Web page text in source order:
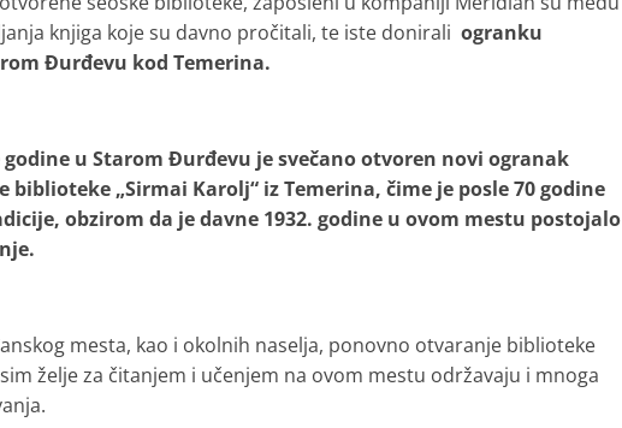
knjiga koje su davno pročitali, te iste donirali ogranku
Đurđevu kod Temerina.
u Starom Đurđevu je svečano otvoren novi ogranak
biblioteke „Sirmai Karolj“ iz Temerina, čime je posle 70 godine
obzirom da je davne 1932. godine u ovom mestu postojalo
mesta, kao i okolnih naselja, ponovno otvaranje biblioteke
želje za čitanjem i učenjem na ovom mestu održavaju i mnoga